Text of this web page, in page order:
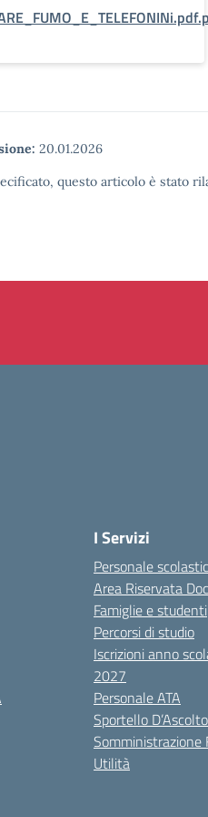
20.01.2026
questo articolo è stato
I Servizi
Personale
Area Riservata
Famiglie e studenti
Percorsi di studio
Iscrizioni anno
2027
Personale ATA
Sportello
Somministrazione
Utilità